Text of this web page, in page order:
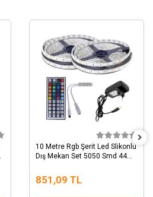
10 Metre Rgb Şerit Led Slikonlu
Dış Mekan Set 5050 Smd 44
851,09 TL